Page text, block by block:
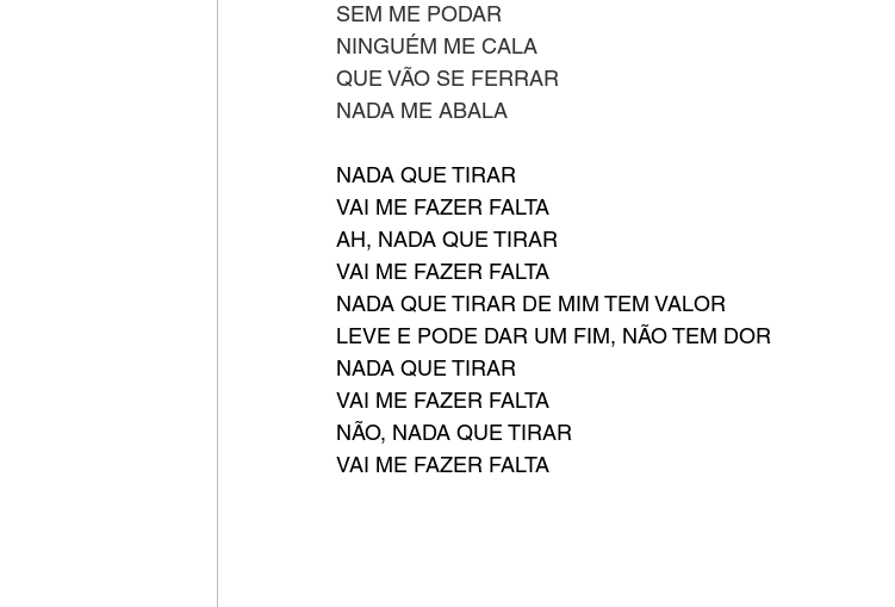
SEM ME PODAR
NINGUÉM ME CALA
QUE VÃO SE FERRAR
NADA ME ABALA
NADA QUE TIRAR
VAI ME FAZER FALTA
AH, NADA QUE TIRAR
VAI ME FAZER FALTA
NADA QUE TIRAR DE MIM TEM VALOR
LEVE E PODE DAR UM FIM, NÃO TEM DOR
NADA QUE TIRAR
VAI ME FAZER FALTA
NÃO, NADA QUE TIRAR
VAI ME FAZER FALTA